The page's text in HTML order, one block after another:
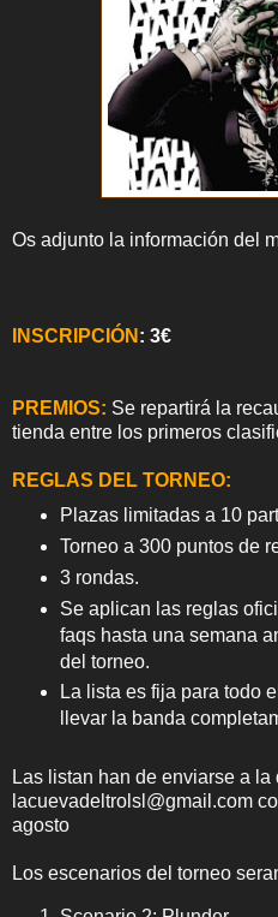
Os adjunto la información del
INSCRIPCIÓN : 3€
PREMIOS: Se repartirá la
tienda entre los primeros
REGLAS DEL TORNEO:
Plazas limitadas a 10
Torneo a 300 puntos de
3 rondas.
Se aplican las reglas
faqs hasta una semana
del torneo.
La lista es fija para todo
llevar la banda
Las listan han de enviarse a la
lacuevadeltrolsl@gmail.com
agosto
Los escenarios del torneo